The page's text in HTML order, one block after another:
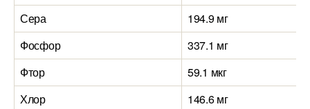
Сера
194.9 мг
Фосфор
337.1 мг
Фтор
59.1 мкг
Хлор
146.6 мг